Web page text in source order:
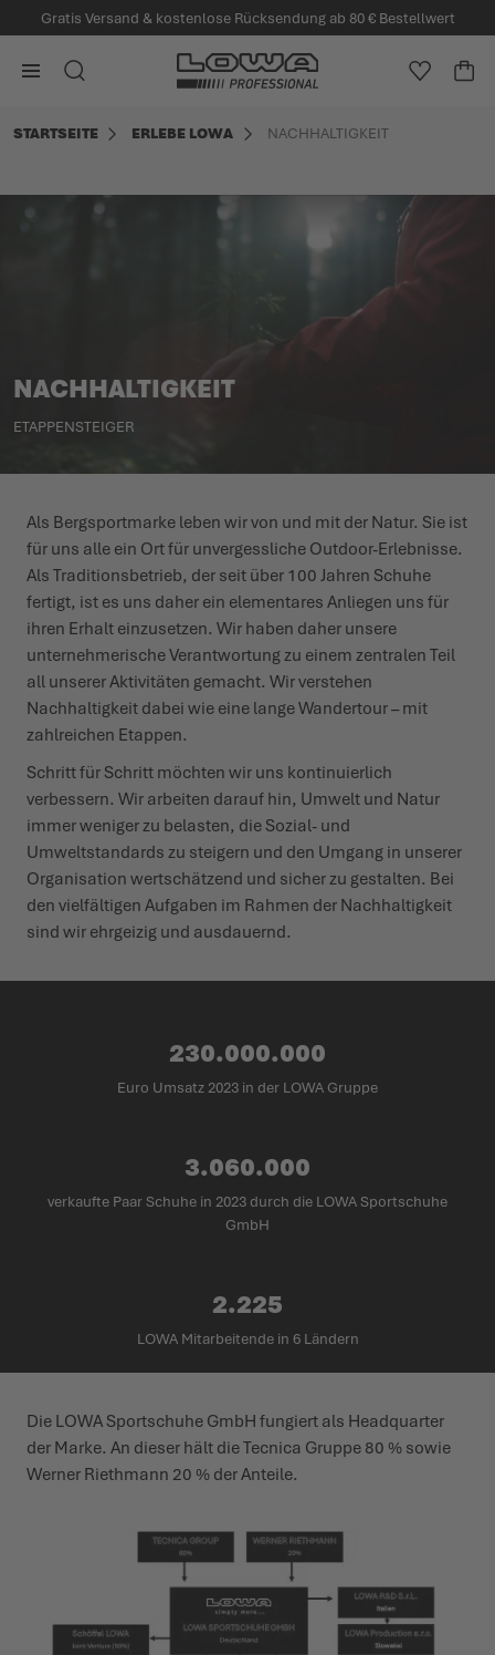
springen
Gratis Versand & kostenlose Rücksendung ab 80 € Bestellwert
Zur Startseite
SUCHE MEINE
STARTSEITE ERLEBE LOWA NACHHALTIGKEIT
NACHHALTIGKEIT
ETAPPENSTEIGER
Als Bergsportmarke leben wir von und mit der Natur. Sie ist
für uns alle ein Ort für unvergessliche Outdoor-Erlebnisse.
Als Traditionsbetrieb, der seit über 100 Jahren Schuhe
fertigt, ist es uns daher ein elementares Anliegen uns für
ihren Erhalt einzusetzen. Wir haben daher unsere
unternehmerische Verantwortung zu einem zentralen Teil
all unserer Aktivitäten gemacht. Wir verstehen
Nachhaltigkeit dabei wie eine lange Wandertour – mit
zahlreichen Etappen.
Schritt für Schritt möchten wir uns kontinuierlich
verbessern. Wir arbeiten darauf hin, Umwelt und Natur
immer weniger zu belasten, die Sozial- und
Umweltstandards zu steigern und den Umgang in unserer
Organisation wertschätzend und sicher zu gestalten. Bei
den vielfältigen Aufgaben im Rahmen der Nachhaltigkeit
sind wir ehrgeizig und ausdauernd.
230.000.000
Euro Umsatz 2023 in der LOWA Gruppe
3.060.000
verkaufte Paar Schuhe in 2023 durch die LOWA Sportschuhe
GmbH
2.225
LOWA Mitarbeitende in 6 Ländern
Die LOWA Sportschuhe GmbH fungiert als Headquarter
der Marke. An dieser hält die Tecnica Gruppe 80 % sowie
Werner Riethmann 20 % der Anteile.